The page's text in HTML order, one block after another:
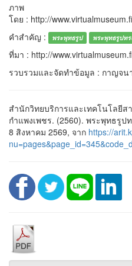
ภาพ
โดย : http://
คำสำคัญ :
พระพุทธรูป พระพุทธรูปทร
ที่มา : http://
รวบรวมและจัดทำข้อมูล : กาญจน
สำนักวิทยบริการและเทคโนโลยี
กำแพงเพชร. (2560). พระพุทธรูป
8 สิงหาคม 2569, จาก https://